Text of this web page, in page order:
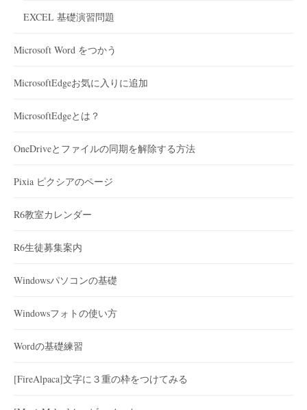
EXCEL 基礎演習問題
Microsoft Word をつかう
MicrosoftEdgeお気に入りに追加
MicrosoftEdgeとは？
OneDriveとファイルの同期を解除する方法
Pixia ピクシアのページ
R6教室カレンダー
R6生徒募集案内
Windowsパソコンの基礎
Windowsフォトの使い方
Wordの基礎練習
[FireAlpaca]文字に３重の枠をつけてみる